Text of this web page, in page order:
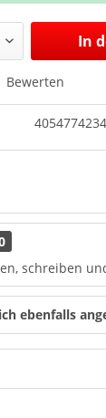
In
Bewerten
schreiben
ebenfalls